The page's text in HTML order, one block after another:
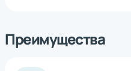
влажности в помещении
Преимущества